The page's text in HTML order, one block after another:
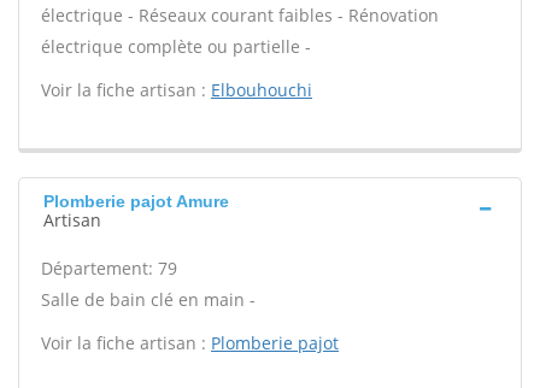
électrique - Réseaux courant faibles - Rénovation
électrique complète ou partielle -
Voir la fiche artisan : Elbouhouchi
Plomberie pajot Amure
Artisan
Département: 79
Salle de bain clé en main -
Voir la fiche artisan : Plomberie pajot